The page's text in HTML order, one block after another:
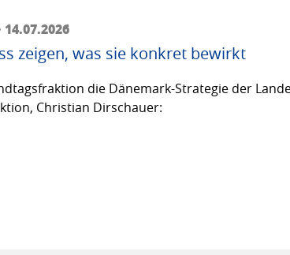
14.07.2026
zeigen, was sie konkret bewirkt
die Dänemark-Strategie der
Christian Dirschauer: